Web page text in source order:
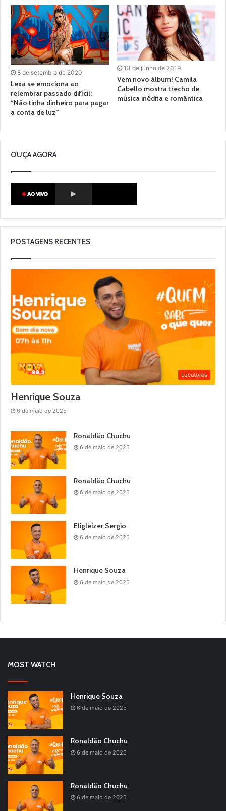
8 de setembro de 2020
Lexa se emociona ao
relembrar passado difícil:
“Não tinha dinheiro para pagar
a conta de luz”
13 de junho de 2019
Vem novo álbum! Camila
Cabello mostra trecho de
música inédita e romântica
OUÇA AGORA
POSTAGENS RECENTES
Locutores
Henrique Souza
6 de maio de 2025
Ronaldão Chuchu
6 de maio de 2025
Ronaldão Chuchu
6 de maio de 2025
Eligleizer Sergio
6 de maio de 2025
Henrique Souza
6 de maio de 2025
MOST WATCH
Henrique Souza
6 de maio de 2025
Ronaldão Chuchu
6 de maio de 2025
Ronaldão Chuchu
6 de maio de 2025